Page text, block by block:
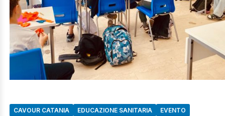
CAVOUR CATANIA EDUCAZIONE SANITARIA EVENTO